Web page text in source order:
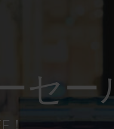
セー